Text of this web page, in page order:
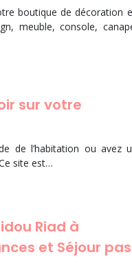
boutique de décoration
meuble, console,
sur votre
de l’habitation ou avez
site est…
Riad à
et Séjour pas